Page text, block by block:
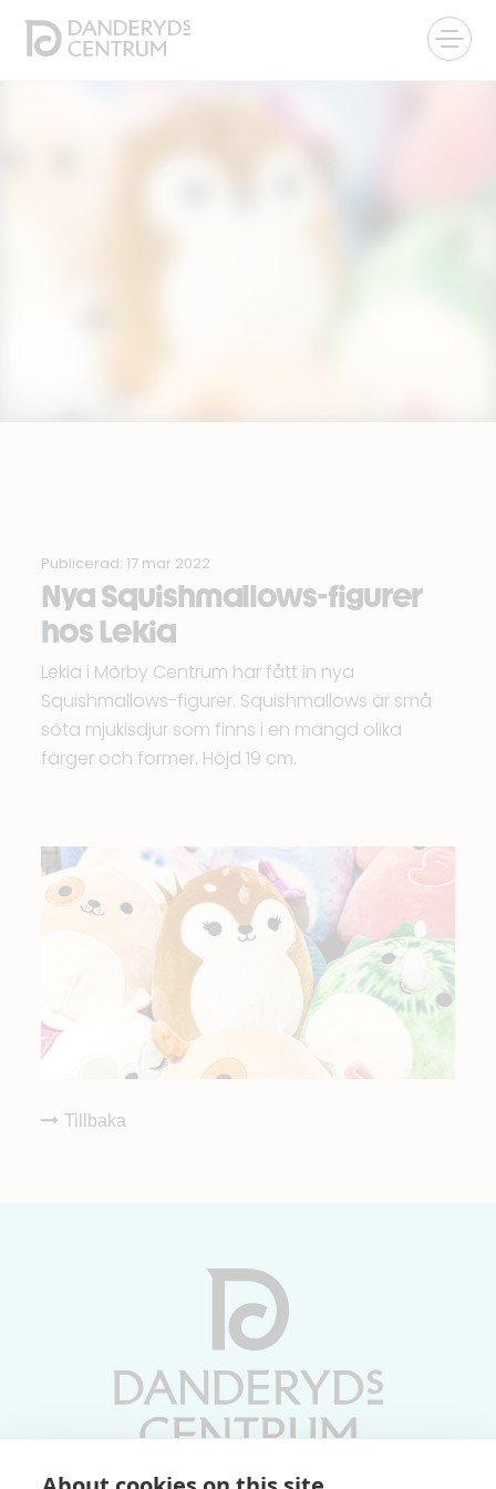
Publicerad: 17 mar 2022
Nya Squishmallows-figurer
hos Lekia
Lekia i Mörby Centrum har fått in nya
Squishmallows-figurer. Squishmallows är små
söta mjukisdjur som finns i en mängd olika
färger och former. Höjd 19 cm.
Tillbaka